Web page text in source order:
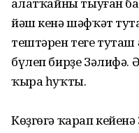
йәш кенә шәфҡәт
тештәрен теге туташ
бүлеп бирҙе Зәлифә.
ҡыра һуҡты.
Көҙгөгә ҡарап